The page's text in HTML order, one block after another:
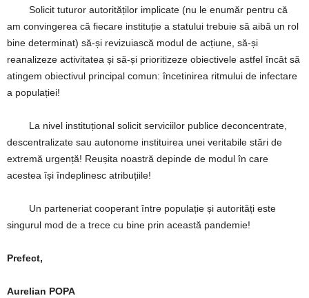
Solicit tuturor autorităților implicate (nu le enumăr pentru că
am convingerea că fiecare instituție a statului trebuie să aibă un rol
bine determinat) să-și revizuiască modul de acțiune, să-și
reanalizeze activitatea și să-și prioritizeze obiectivele astfel încât să
atingem obiectivul principal comun: încetinirea ritmului de infectare
a populației!
La nivel instituțional solicit serviciilor publice deconcentrate,
descentralizate sau autonome instituirea unei veritabile stări de
extremă urgență! Reușita noastră depinde de modul în care
acestea își îndeplinesc atribuțiile!
Un parteneriat cooperant între populație și autorități este
singurul mod de a trece cu bine prin această pandemie!
Prefect,
Aurelian POPA